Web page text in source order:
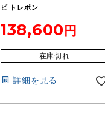
ビ トレポン
138,600
在庫切れ
詳細を見る